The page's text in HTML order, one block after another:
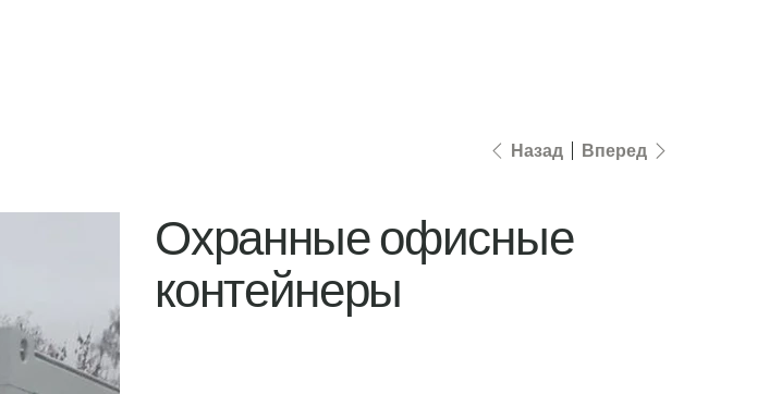
Назад Вперед
Охранные офисные
контейнеры